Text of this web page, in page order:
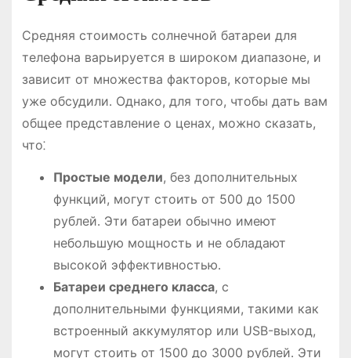
Средняя стоимость солнечной батареи для
телефона варьируется в широком диапазоне, и
зависит от множества факторов, которые мы
уже обсудили․ Однако, для того, чтобы дать вам
общее представление о ценах, можно сказать,
что⁚
Простые модели, без дополнительных
функций, могут стоить от 500 до 1500
рублей․ Эти батареи обычно имеют
небольшую мощность и не обладают
высокой эффективностью․
Батареи среднего класса, с
дополнительными функциями, такими как
встроенный аккумулятор или USB-выход,
могут стоить от 1500 до 3000 рублей․ Эти